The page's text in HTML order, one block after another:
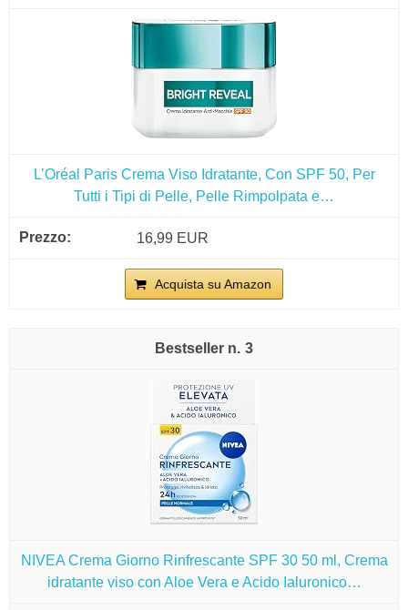
L’Oréal Paris Crema Viso Idratante, Con SPF 50, Per
Tutti i Tipi di Pelle, Pelle Rimpolpata e…
16,99 EUR
Acquista su Amazon
3
NIVEA Crema Giorno Rinfrescante SPF 30 50 ml, Crema
idratante viso con Aloe Vera e Acido Ialuronico…